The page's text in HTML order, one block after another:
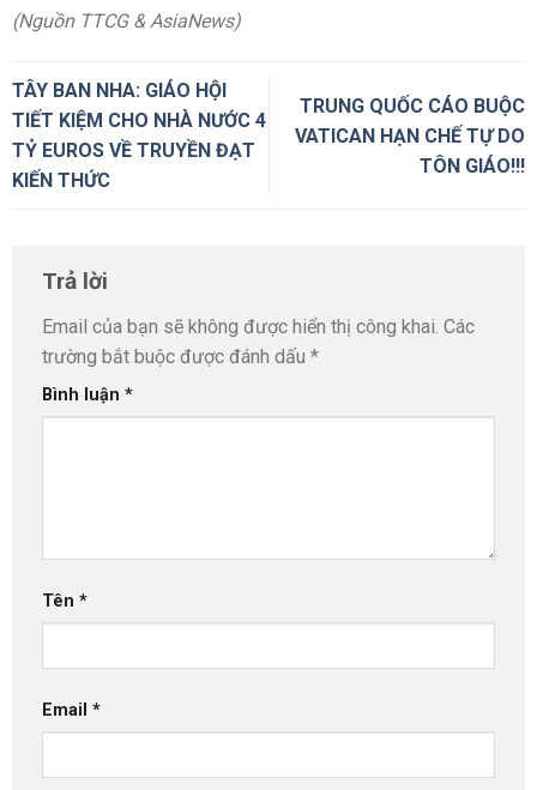
(Nguồn TTCG & AsiaNews)
TÂY BAN NHA: GIÁO HỘI
TIẾT KIỆM CHO NHÀ NƯỚC 4
TỶ EUROS VỀ TRUYỀN ĐẠT
KIẾN THỨC
TRUNG QUỐC CÁO BUỘC
VATICAN HẠN CHẾ TỰ DO
TÔN GIÁO!!!
Trả lời
Email của bạn sẽ không được hiển thị công khai. Các
trường bắt buộc được đánh dấu *
Bình luận *
Tên *
Email *